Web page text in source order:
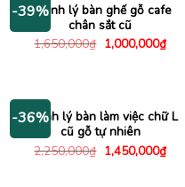
-39%Thanh lý bàn ghế gỗ cafe
chân sắt cũ
1,650,000₫ Giá
gốc
1,000,000₫Giá
hiện
-36%
Thanh lý bàn làm việc chữ L
cũ gỗ tự nhiên
2,250,000₫ Giá
gốc
1,450,000₫Giá
hiện